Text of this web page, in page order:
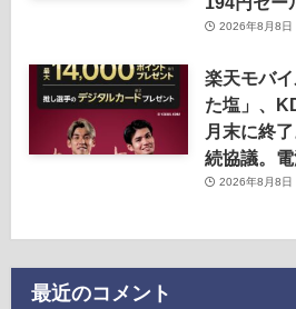
2026年8月8日
楽天モバ
た塩」、
月末に終
続協議。電
2026年8月8日
最近のコメント